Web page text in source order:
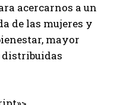
acercarnos a un
de las mujeres y
mayor